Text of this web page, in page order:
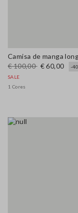
€ 100,00 € 60,00
-
SALE
1 Cores